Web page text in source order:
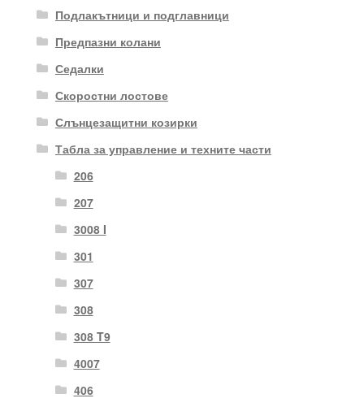
Подлакътници и подглавници
Предпазни колани
Седалки
Скоростни лостове
Слънцезащитни козирки
Табла за управление и техните части
206
207
3008 I
301
307
308
308 T9
4007
406